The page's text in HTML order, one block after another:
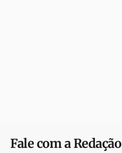
Fale com a Redação